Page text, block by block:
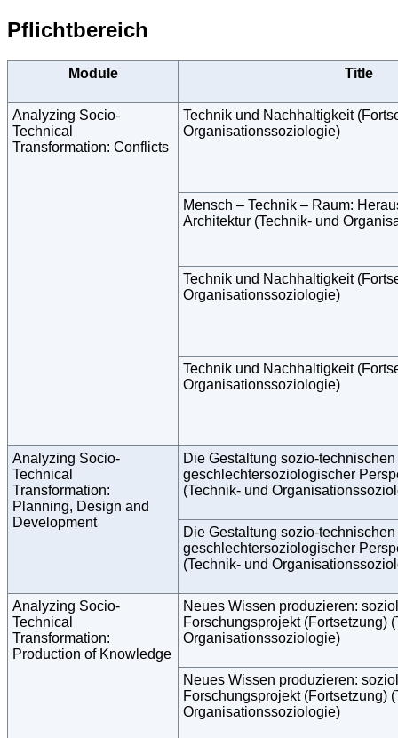
Pflichtbereich
Module Title
Analyzing Socio-
Technical
Transformation: Conflicts
Technik und Nachhaltigkeit
Organisationssoziologie)
Mensch – Technik – Raum:
Architektur (Technik- und
Technik und Nachhaltigkeit
Organisationssoziologie)
Technik und Nachhaltigkeit
Organisationssoziologie)
Analyzing Socio-
Technical
Transformation:
Planning, Design and
Development
Die Gestaltung sozio-
geschlechtersoziologischer
(Technik- und
Die Gestaltung sozio-
geschlechtersoziologischer
(Technik- und
Analyzing Socio-
Technical
Transformation:
Production of Knowledge
Neues Wissen produzieren:
Forschungsprojekt (Fortsetzung)
Organisationssoziologie)
Neues Wissen produzieren:
Forschungsprojekt (Fortsetzung)
Organisationssoziologie)